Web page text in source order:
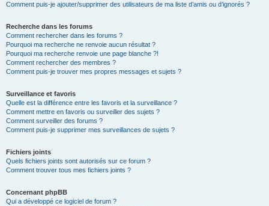
Comment puis-je ajouter/supprimer des utilisateurs de ma liste d’amis ou d’ignorés ?
Recherche dans les forums
Comment rechercher dans les forums ?
Pourquoi ma recherche ne renvoie aucun résultat ?
Pourquoi ma recherche renvoie une page blanche ?!
Comment rechercher des membres ?
Comment puis-je trouver mes propres messages et sujets ?
Surveillance et favoris
Quelle est la différence entre les favoris et la surveillance ?
Comment mettre en favoris ou surveiller des sujets ?
Comment surveiller des forums ?
Comment puis-je supprimer mes surveillances de sujets ?
Fichiers joints
Quels fichiers joints sont autorisés sur ce forum ?
Comment trouver tous mes fichiers joints ?
Concernant phpBB
Qui a développé ce logiciel de forum ?